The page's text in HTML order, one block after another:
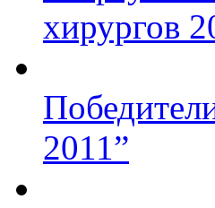
хирургов
2011”